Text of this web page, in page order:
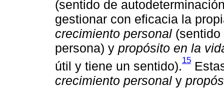
(sentido de
gestionar con eficacia la
crecimiento personal
persona) y propósito en la
útil y tiene un sentido).15
crecimiento personal y